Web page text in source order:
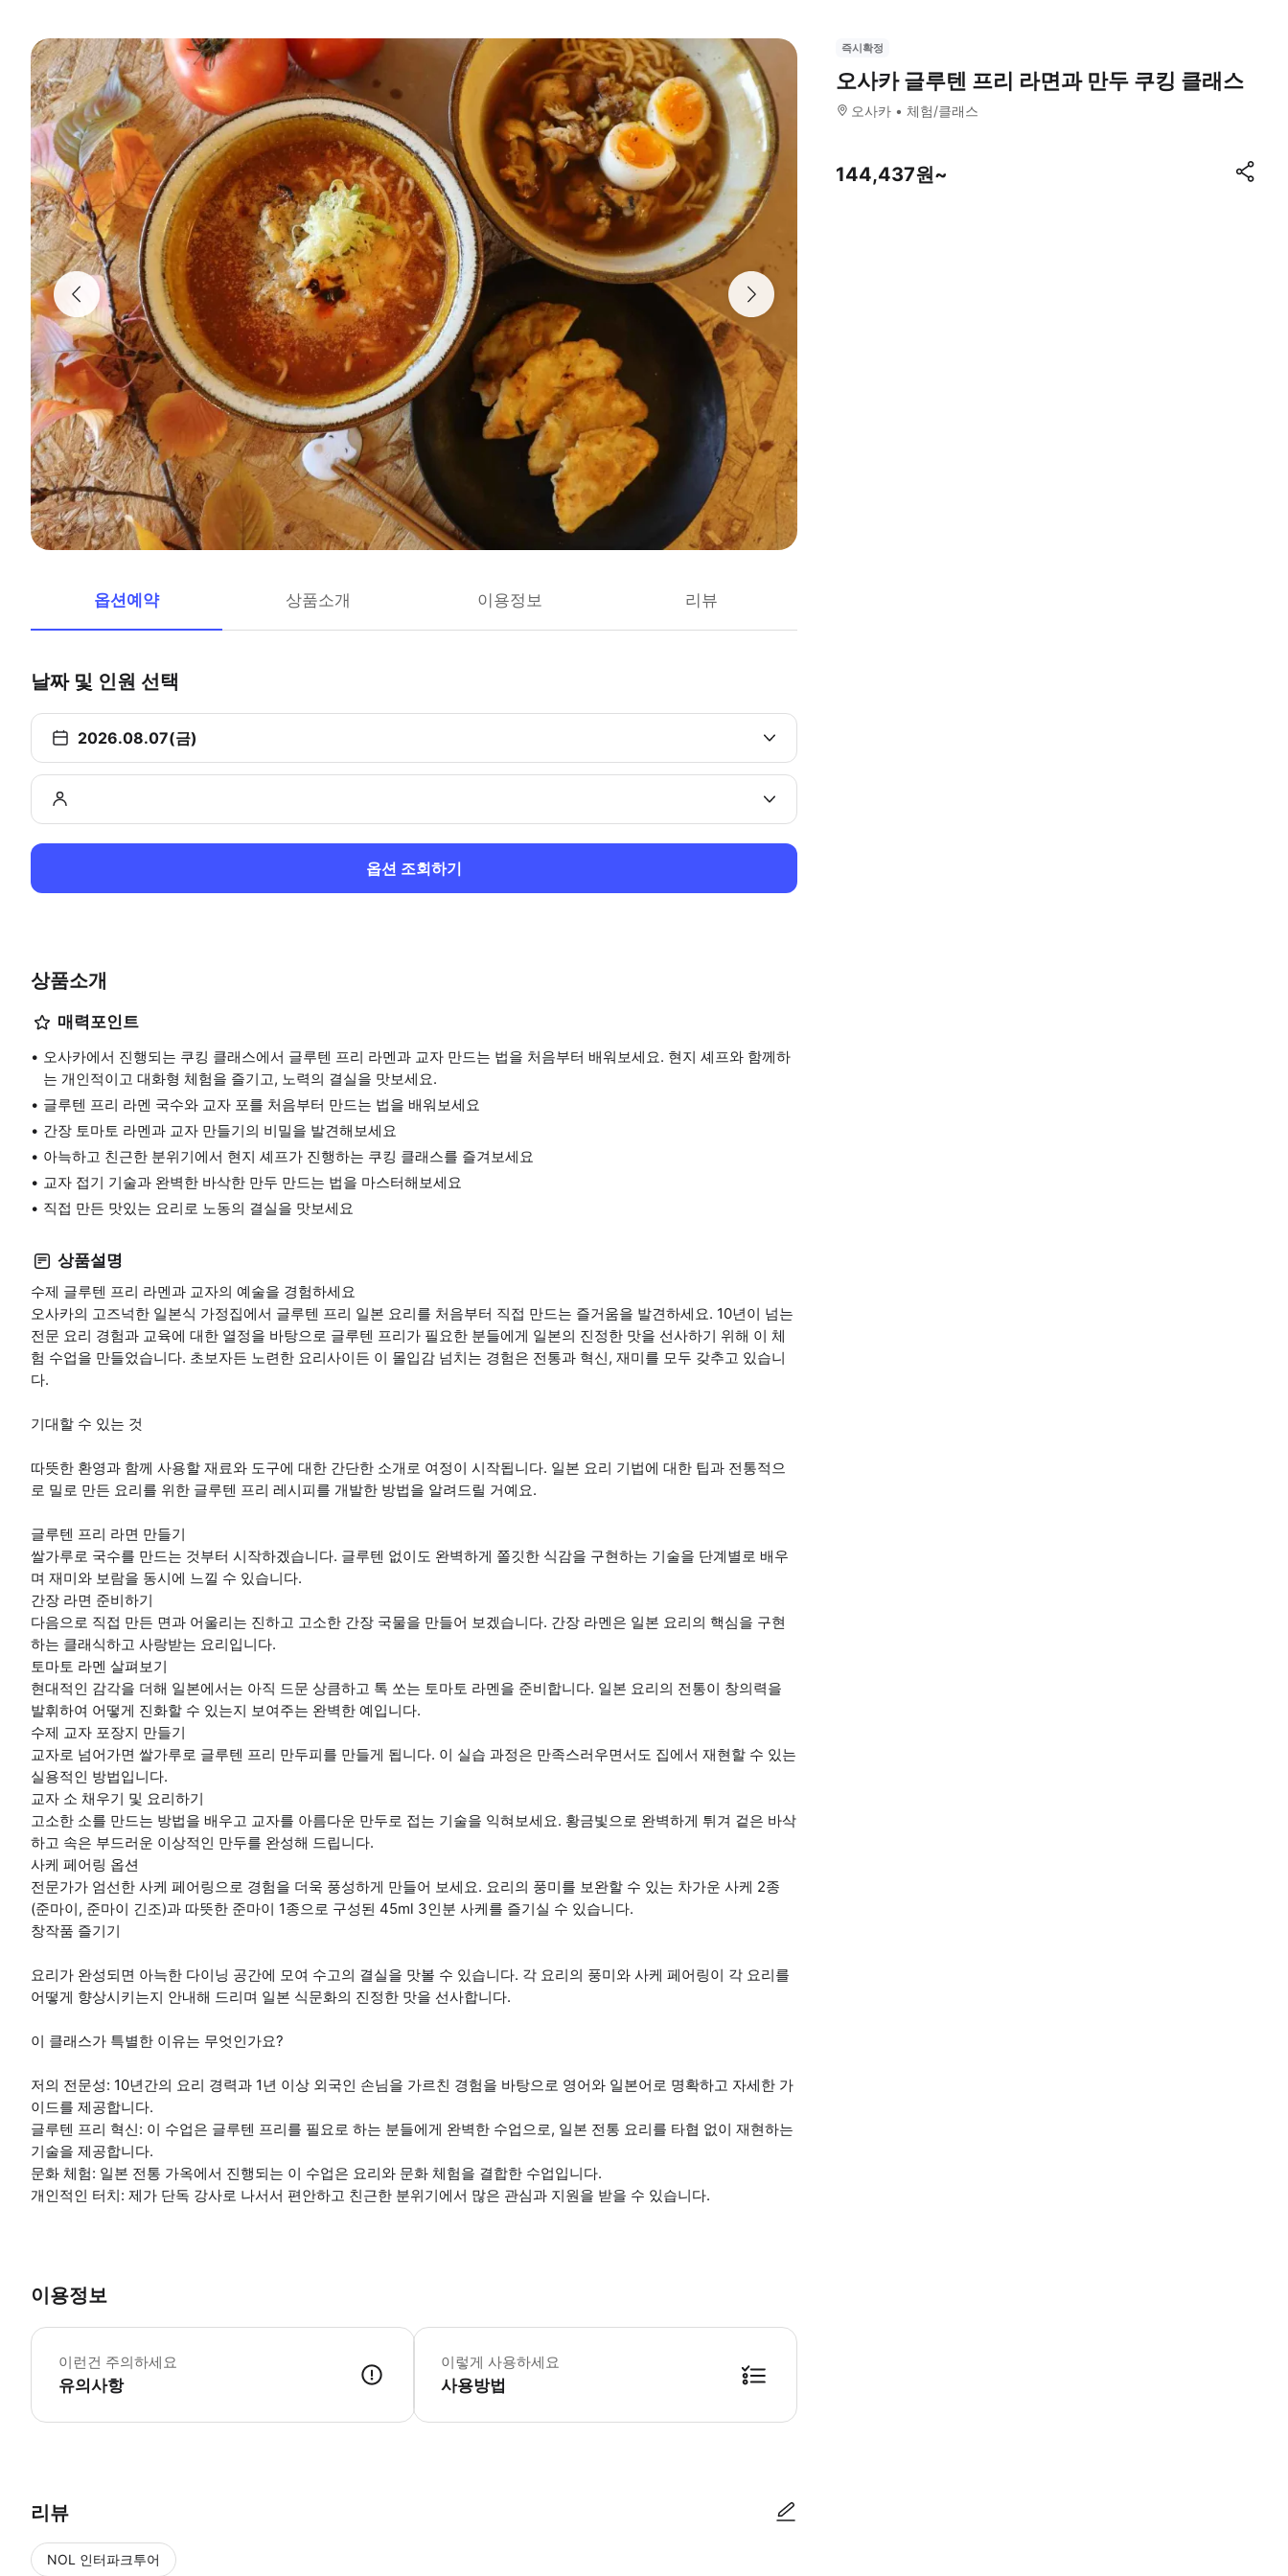
옵션예약 상품소개 이용정보 리뷰
날짜 및 인원 선택
2026.08.07(금)
옵션 조회하기
상품소개
매력포인트
오사카에서 진행되는 쿠킹 클래스에서 글루텐 프리 라멘과 교자 만드는 법을 처음부터 배워보세요. 현지 셰프와 함께하
는 개인적이고 대화형 체험을 즐기고, 노력의 결실을 맛보세요.
글루텐 프리 라멘 국수와 교자 포를 처음부터 만드는 법을 배워보세요
간장 토마토 라멘과 교자 만들기의 비밀을 발견해보세요
아늑하고 친근한 분위기에서 현지 셰프가 진행하는 쿠킹 클래스를 즐겨보세요
교자 접기 기술과 완벽한 바삭한 만두 만드는 법을 마스터해보세요
직접 만든 맛있는 요리로 노동의 결실을 맛보세요
상품설명
수제 글루텐 프리 라멘과 교자의 예술을 경험하세요
오사카의 고즈넉한 일본식 가정집에서 글루텐 프리 일본 요리를 처음부터 직접 만드는 즐거움을 발견하세요. 10년이 넘는
전문 요리 경험과 교육에 대한 열정을 바탕으로 글루텐 프리가 필요한 분들에게 일본의 진정한 맛을 선사하기 위해 이 체
험 수업을 만들었습니다. 초보자든 노련한 요리사이든 이 몰입감 넘치는 경험은 전통과 혁신, 재미를 모두 갖추고 있습니
다.
기대할 수 있는 것
따뜻한 환영과 함께 사용할 재료와 도구에 대한 간단한 소개로 여정이 시작됩니다. 일본 요리 기법에 대한 팁과 전통적으
로 밀로 만든 요리를 위한 글루텐 프리 레시피를 개발한 방법을 알려드릴 거예요.
글루텐 프리 라면 만들기
쌀가루로 국수를 만드는 것부터 시작하겠습니다. 글루텐 없이도 완벽하게 쫄깃한 식감을 구현하는 기술을 단계별로 배우
며 재미와 보람을 동시에 느낄 수 있습니다.
간장 라면 준비하기
다음으로 직접 만든 면과 어울리는 진하고 고소한 간장 국물을 만들어 보겠습니다. 간장 라멘은 일본 요리의 핵심을 구현
하는 클래식하고 사랑받는 요리입니다.
토마토 라멘 살펴보기
현대적인 감각을 더해 일본에서는 아직 드문 상큼하고 톡 쏘는 토마토 라멘을 준비합니다. 일본 요리의 전통이 창의력을
발휘하여 어떻게 진화할 수 있는지 보여주는 완벽한 예입니다.
수제 교자 포장지 만들기
교자로 넘어가면 쌀가루로 글루텐 프리 만두피를 만들게 됩니다. 이 실습 과정은 만족스러우면서도 집에서 재현할 수 있는
실용적인 방법입니다.
교자 소 채우기 및 요리하기
고소한 소를 만드는 방법을 배우고 교자를 아름다운 만두로 접는 기술을 익혀보세요. 황금빛으로 완벽하게 튀겨 겉은 바삭
하고 속은 부드러운 이상적인 만두를 완성해 드립니다.
사케 페어링 옵션
전문가가 엄선한 사케 페어링으로 경험을 더욱 풍성하게 만들어 보세요. 요리의 풍미를 보완할 수 있는 차가운 사케 2종
(준마이, 준마이 긴조)과 따뜻한 준마이 1종으로 구성된 45ml 3인분 사케를 즐기실 수 있습니다.
창작품 즐기기
요리가 완성되면 아늑한 다이닝 공간에 모여 수고의 결실을 맛볼 수 있습니다. 각 요리의 풍미와 사케 페어링이 각 요리를
어떻게 향상시키는지 안내해 드리며 일본 식문화의 진정한 맛을 선사합니다.
이 클래스가 특별한 이유는 무엇인가요?
저의 전문성: 10년간의 요리 경력과 1년 이상 외국인 손님을 가르친 경험을 바탕으로 영어와 일본어로 명확하고 자세한 가
이드를 제공합니다.
글루텐 프리 혁신: 이 수업은 글루텐 프리를 필요로 하는 분들에게 완벽한 수업으로, 일본 전통 요리를 타협 없이 재현하는
기술을 제공합니다.
문화 체험: 일본 전통 가옥에서 진행되는 이 수업은 요리와 문화 체험을 결합한 수업입니다.
개인적인 터치: 제가 단독 강사로 나서서 편안하고 친근한 분위기에서 많은 관심과 지원을 받을 수 있습니다.
이용정보
이런건 주의하세요
유의사항
지식과 음식에 대한 열망을 갖고 오세요 사전 요리 경험이 필요하지 않습니다 요리에 적합한 편안한 옷을 착용해주세요 * 소요시간 : 180분 (옵션에 따라 소
이렇게 사용하세요
사용방법
리뷰
NOL 인터파크투어
즉시확정
오사카 글루텐 프리 라면과 만두 쿠킹 클래스
오사카 체험/클래스
144,437원~